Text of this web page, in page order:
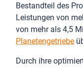
Bestandteil des
Leistungen von
von mehr als 4,5
Planetengetriebe
Durch ihre